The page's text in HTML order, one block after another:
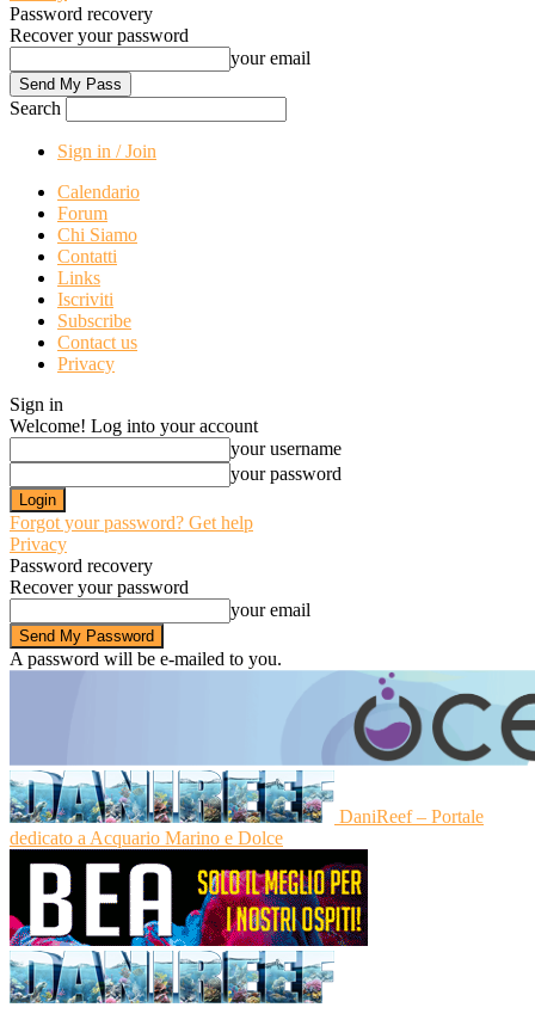
Password recovery
Recover your password
your email
Search
Sign in / Join
Calendario
Forum
Chi Siamo
Contatti
Links
Iscriviti
Subscribe
Contact us
Privacy
Sign in
Welcome! Log into your account
your username
your password
Forgot your password? Get help
Privacy
Password recovery
Recover your password
your email
A password will be e-mailed to you.
DaniReef – Portale
dedicato a Acquario Marino e Dolce